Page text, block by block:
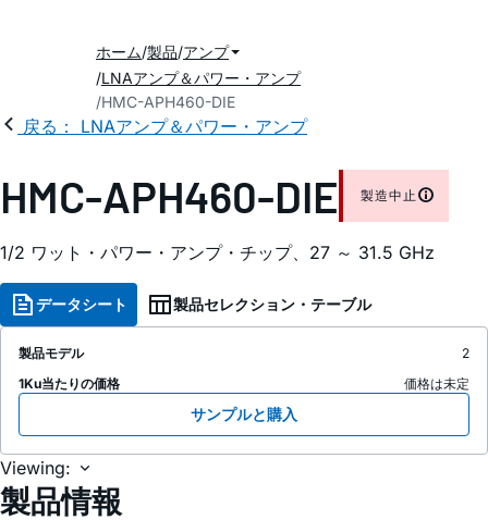
ホーム 製品 アンプ
LNAアンプ＆パワー・アンプ
HMC-APH460-DIE
戻る： LNAアンプ＆パワー・アンプ
HMC-APH460-DIE 製造中止
1/2 ワット・パワー・アンプ・チップ、27 ～ 31.5 GHz
データシート 製品セレクション・テーブル
製品モデル
2
1Ku当たりの価格
価格は未定
サンプルと購入
Viewing:
製品情報